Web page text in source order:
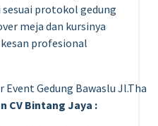
protokol gedung
meja dan kursinya
profesional
CV Bintang Jaya :